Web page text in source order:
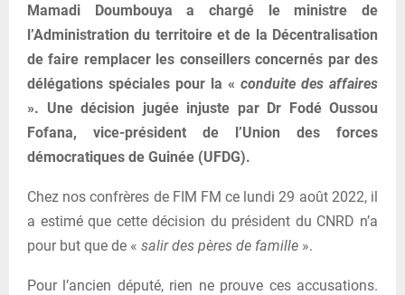
Mamadi Doumbouya a chargé le ministre de
l’Administration du territoire et de la Décentralisation
de faire remplacer les conseillers concernés par des
délégations spéciales pour la « conduite des affaires
». Une décision jugée injuste par Dr Fodé Oussou
Fofana, vice-président de l’Union des forces
démocratiques de Guinée (UFDG).
Chez nos confrères de FIM FM ce lundi 29 août 2022, il
a estimé que cette décision du président du CNRD n’a
pour but que de « salir des pères de famille ».
Pour l’ancien député, rien ne prouve ces accusations.